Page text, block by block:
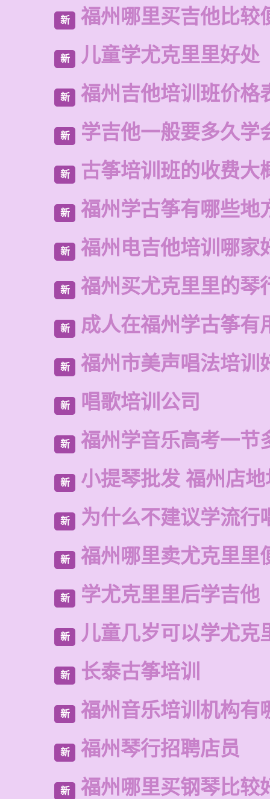
新 福州哪里买吉他比较
新 儿童学尤克里里好处
新 福州吉他培训班价格
新 学吉他一般要多久学
新 古筝培训班的收费大
新 福州学古筝有哪些地
新 福州电吉他培训哪家
新 福州买尤克里里的琴
新 成人在福州学古筝有
新 福州市美声唱法培训
新 唱歌培训公司
新 福州学音乐高考一节
新 小提琴批发 福州店
新 为什么不建议学流行
新 福州哪里卖尤克里里
新 学尤克里里后学吉他
新 儿童几岁可以学尤克
新 长泰古筝培训
新 福州音乐培训机构有
新 福州琴行招聘店员
新 福州哪里买钢琴比较